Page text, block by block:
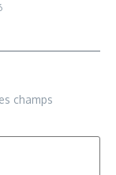
champs